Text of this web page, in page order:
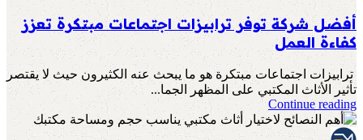
أفضل شركة توفر ترابيزات اجتماعات مبتكرة تعزز
كفاءة العمل
ترابيزات اجتماعات مبتكرة هو ما يبحث عنه الكثيرون حيث لا يقتصر
تأثير الأثاث المكتبي على المظهر الجما...
Continue reading